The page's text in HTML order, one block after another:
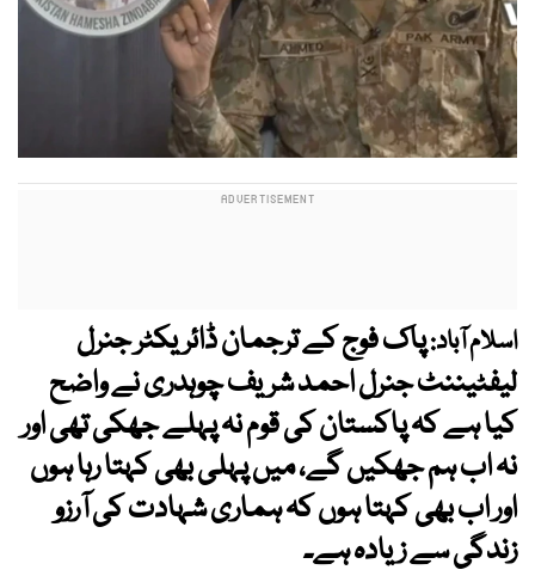
اسلام آباد:پاک فوج کے ترجمان ڈائریکٹر جنرل
لیفٹیننٹ جنرل احمد شریف چوہدری نے واضح
کیا ہے کہ پاکستان کی قوم نہ پہلے جھکی تھی اور
نہ اب ہم جھکیں گے، میں پہلی بھی کہتا رہا ہوں
اور اب بھی کہتا ہوں کہ ہماری شہادت کی آرزو
زندگی سے زیادہ ہے۔